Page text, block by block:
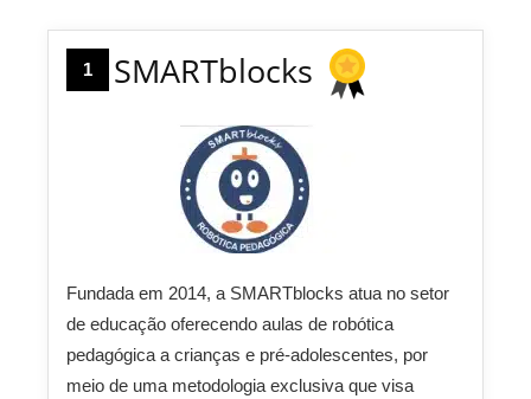
1 SMARTblocks
Fundada em 2014, a SMARTblocks atua no setor
de educação oferecendo aulas de robótica
pedagógica a crianças e pré-adolescentes, por
meio de uma metodologia exclusiva que visa